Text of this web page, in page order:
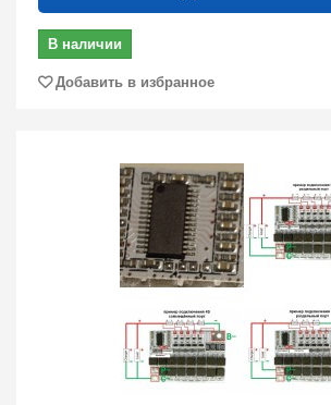
В наличии
Добавить в избранное